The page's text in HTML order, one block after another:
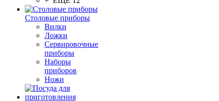
Столовые приборы
Вилки
Ложки
Сервировочные
приборы
Наборы
приборов
Ножи